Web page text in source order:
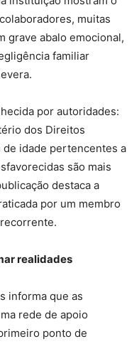
muitas
grave abalo emocional,
familiar
por autoridades:
dos Direitos
de idade pertencentes a
são mais
destaca a
por um membro
realidades
informa que as
rede de apoio
ponto de